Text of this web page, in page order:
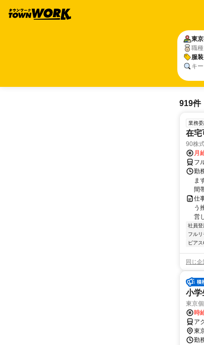
東
職
服
キ
919件
業務委
在宅
90株
月
フ
勤
ま
間
仕
う
営
社員登
フルリ
ピアス
同じ企
小学
東京
時
ア
東
勤